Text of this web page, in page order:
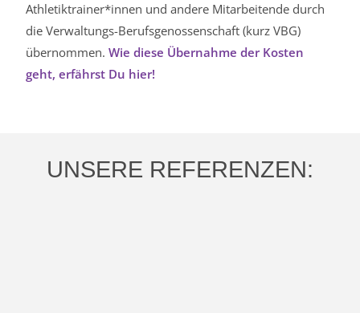
Athletiktrainer*innen und andere Mitarbeitende durch
die Verwaltungs-­Berufsgenossenschaft­ (kurz­ VBG)
übernommen.Wie diese Übernahme der Kosten
geht, erfährst Du hier!
UNSERE REFERENZEN: